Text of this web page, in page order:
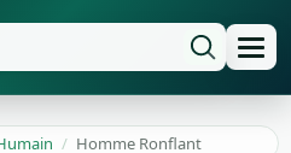
/ Homme Ronflant